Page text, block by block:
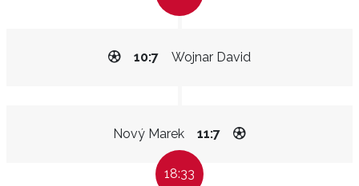
Wojnar David
10:7
Nový Marek 11:7
18:33